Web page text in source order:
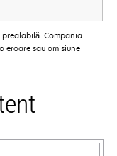
Compania
eroare sau omisiune